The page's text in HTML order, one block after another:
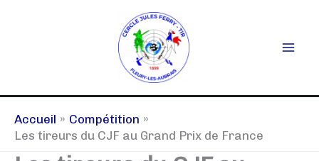
Accueil
Compétition
Les tireurs du CJF au Grand Prix de France